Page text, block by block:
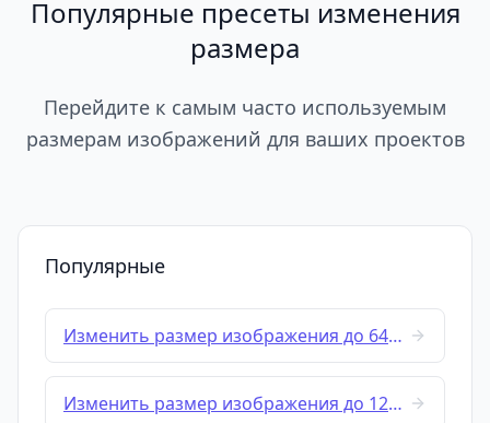
Популярные пресеты изменения
размера
Перейдите к самым часто используемым
размерам изображений для ваших проектов
Популярные
Изменить размер изображения до 64x64
Изменить размер изображения до 128x128